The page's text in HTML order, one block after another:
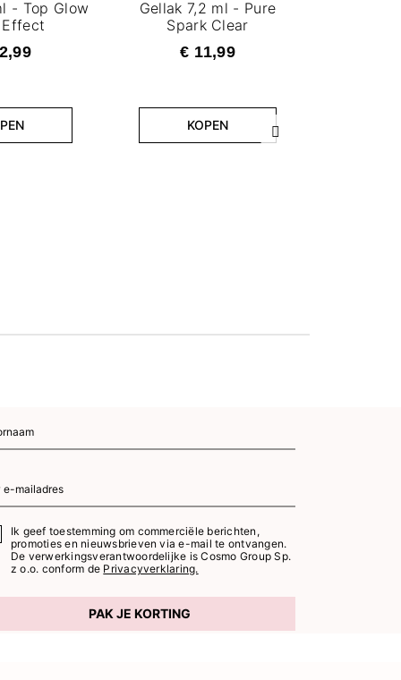
Volgende
- Top Glow
Effect
Gellak 7,2 ml - Pure
Spark Clear
€ 11,99
KOPEN
Ik geef toestemming om commerciële berichten,
promoties en nieuwsbrieven via e-mail te ontvangen.
De verwerkingsverantwoordelijke is Cosmo Group Sp.
z o.o. conform de Privacyverklaring.
PAK JE KORTING